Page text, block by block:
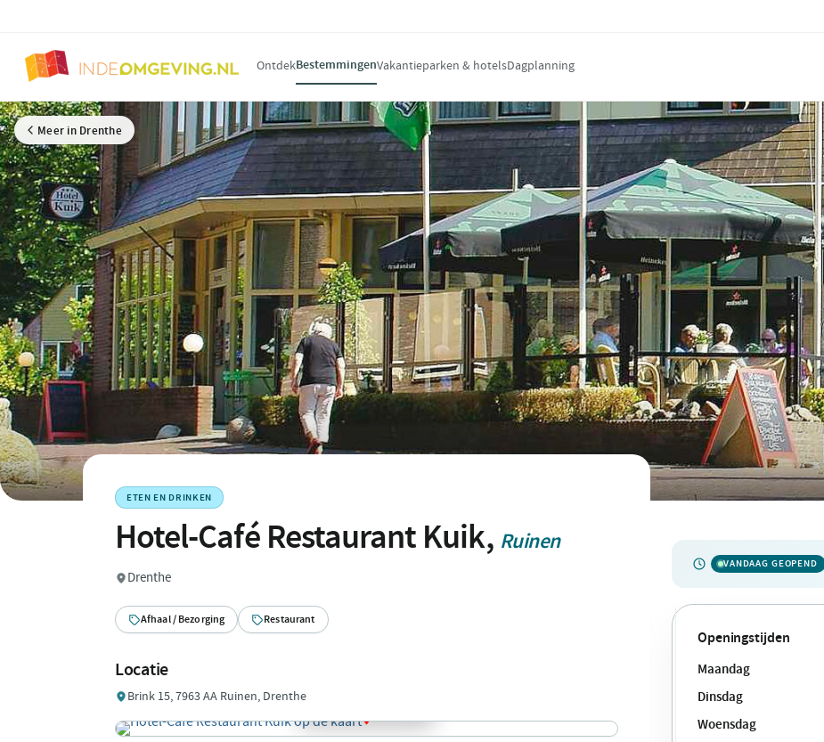
OntdekBestemmingenVakantieparken & hotelsDagplanning
Meer in Drenthe
ETEN EN DRINKEN
Hotel-Café Restaurant Kuik, Ruinen
Drenthe
Afhaal / Bezorging Restaurant
Locatie
Brink 15, 7963 AA Ruinen, Drenthe
VANDAAG GEOPEND
Openingstijden
Maandag
Dinsdag
Woensdag